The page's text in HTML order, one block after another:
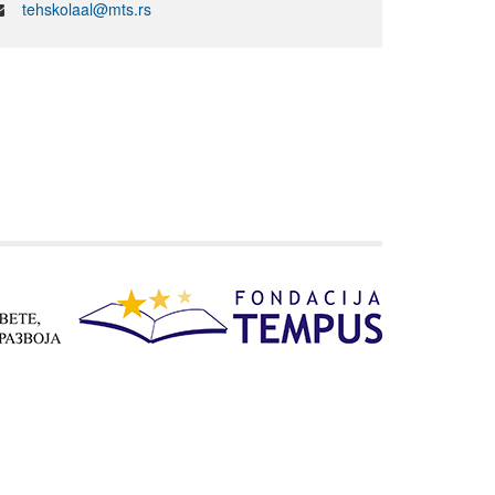
tehskolaal@mts.rs